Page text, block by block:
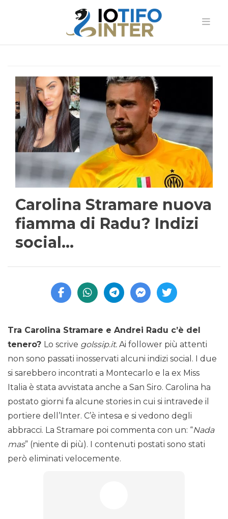
Carolina Stramare nuova
fiamma di Radu? Indizi
social…
Tra Carolina Stramare e Andrei Radu c’è del
tenero? Lo scrive golssip.it. Ai follower più attenti
non sono passati inosservati alcuni indizi social. I due
si sarebbero incontrati a Montecarlo e la ex Miss
Italia è stata avvistata anche a San Siro. Carolina ha
postato giorni fa alcune stories in cui si intravede il
portiere dell’Inter. C’è intesa e si vedono degli
abbracci. La Stramare poi commenta con un: “Nada
mas” (niente di più). I contenuti postati sono stati
però eliminati velocemente.